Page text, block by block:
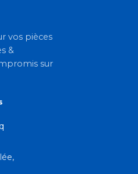
vos pièces
&
sur